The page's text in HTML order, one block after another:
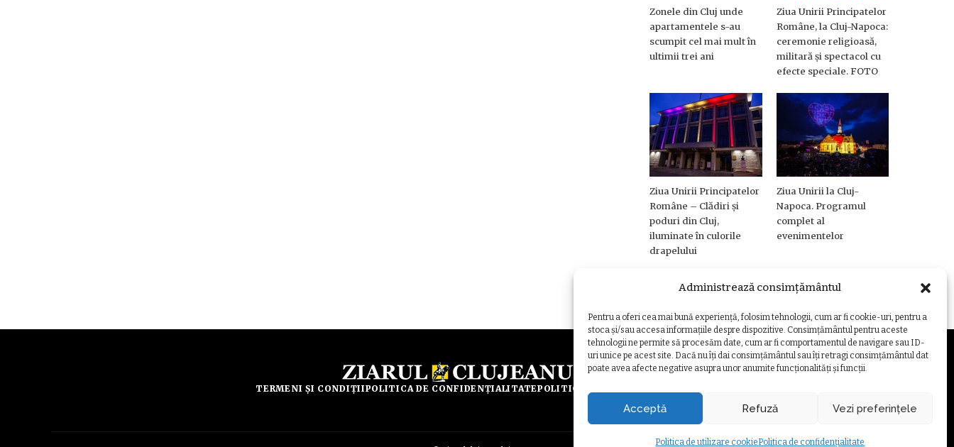
Administrează consimțământul
Pentru a oferi cea mai bună experiență, folosim tehnologii, cum ar fi cookie-uri, pentru a
stoca și/sau accesa informațiile despre dispozitive. Consimțământul pentru aceste
tehnologii ne permite să procesăm date, cum ar fi comportamentul de navigare sau ID-
uri unice pe acest site. Dacă nu îți dai consimțământul sau îți retragi consimțământul dat
poate avea afecte negative asupra unor anumite funcționalități și funcții.
Acceptă Refuză Vezi preferințele
Politica de utilizare cookiePolitica de confidențialitate
Zonele din Cluj unde
apartamentele s-au
scumpit cel mai mult în
ultimii trei ani
Ziua Unirii Principatelor
Române, la Cluj-Napoca:
ceremonie religioasă,
militară și spectacol cu
efecte speciale. FOTO
Ziua Unirii Principatelor
Române – Clădiri și
poduri din Cluj,
iluminate în culorile
drapelului
Ziua Unirii la Cluj-
Napoca. Programul
complet al
evenimentelor
TERMENI ȘI CONDIȚIIPOLITICA DE CONFIDENȚIALITATEPOLITICA DE UTILIZARE COOKIE